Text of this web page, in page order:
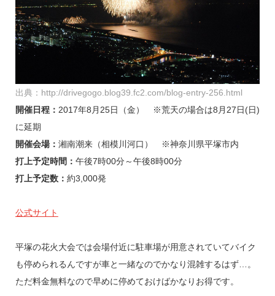
出典：http://drivegogo.blog39.fc2.com/blog-entry-256.html
開催日程： 2017年8月25日（金）
※荒天の場合は8月27日(日)
に延期
開催会場： 湘南潮来（相模川河口） ※神奈川県平塚市内
打上予定時間： 午後7時00分～午後8時00分
打上予定数： 約3,000発
公式サイト
平塚の花火大会では会場付近に駐車場が用意されていてバイク
も停められるんですが車と一緒なのでかなり混雑するはず…。
ただ料金無料なので早めに停めておけばかなりお得です。